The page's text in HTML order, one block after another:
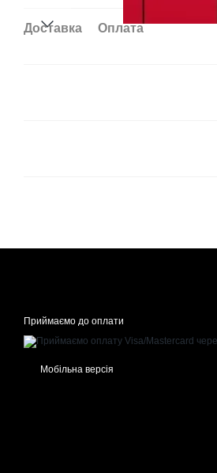
Доставка Оплата
Приймаємо до оплати
Мобільна версія